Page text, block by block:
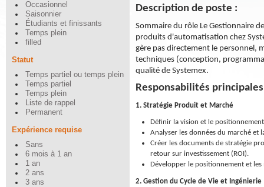
Occasionnel
Saisonnier
Étudiants et finissants
Temps plein
filled
Statut
Temps partiel ou temps plein
Temps partiel
Temps plein
Liste de rappel
Permanent
Expérience requise
Sans
6 mois à 1 an
1 an
2 ans
3 ans
Description de poste :
Sommaire du rôle Le Gestionnaire
produits d'automatisation chez
gère pas directement le personnel,
techniques (conception,
qualité de Systemex.
Responsabilités principales
1. Stratégie Produit et Marché
Définir la vision et le
Analyser les données du marché et
Créer les documents de stratégie
retour sur investissement (ROI).
Développer le positionnement et les
2. Gestion du Cycle de Vie et Ingénierie